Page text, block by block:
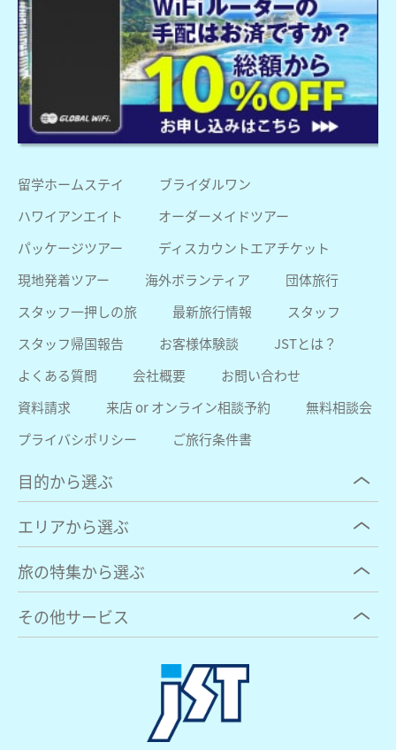
留学ホームステイ
ブライダルワン
ハワイアンエイト
オーダーメイドツアー
パッケージツアー
ディスカウントエアチケット
現地発着ツアー
海外ボランティア
団体旅行
スタッフ一押しの旅
最新旅行情報
スタッフ
スタッフ帰国報告
お客様体験談
JSTとは？
よくある質問
会社概要
お問い合わせ
資料請求
来店 or オンライン相談予約
無料相談会
プライバシポリシー
ご旅行条件書
目的から選ぶ
エリアから選ぶ
旅の特集から選ぶ
その他サービス